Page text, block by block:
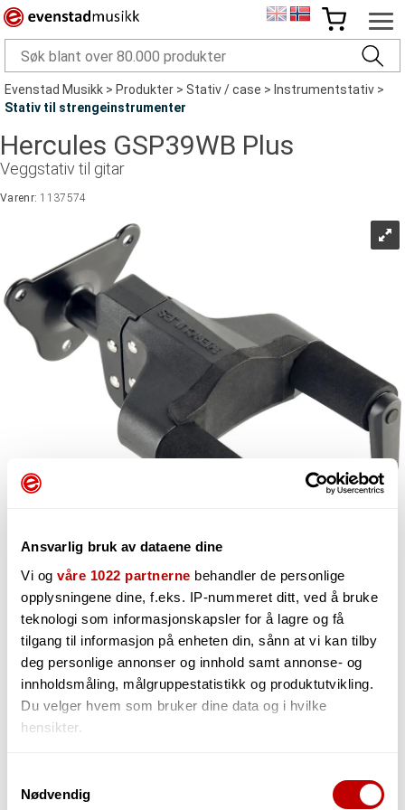
Ansvarlig bruk av dataene dine
Vi og våre 1022 partnerne behandler de personlige
opplysningene dine, f.eks. IP-nummeret ditt, ved å bruke
teknologi som informasjonskapsler for å lagre og få
tilgang til informasjon på enheten din, sånn at vi kan tilby
deg personlige annonser og innhold samt annonse- og
innholdsmåling, målgruppestatistikk og produktutvikling.
Du velger hvem som bruker dine data og i hvilke
hensikter.
Innhente informasjon om den geografiske
Nødvendig
Evenstad Musikk>Produkter>Stativ / case> Instrumentstativ>
Stativ til strengeinstrumenter
Hercules GSP39WB Plus
Veggstativ til gitar
Varenr:1137574
185,-